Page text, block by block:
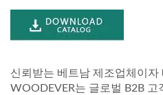
신뢰받는 베트남 제조업체이자
WOODEVER는 글로벌 B2B